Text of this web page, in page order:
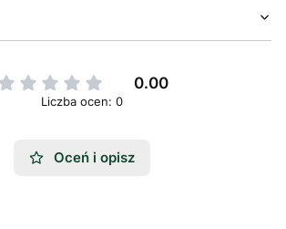
0.00
Liczba ocen: 0
Oceń i opisz